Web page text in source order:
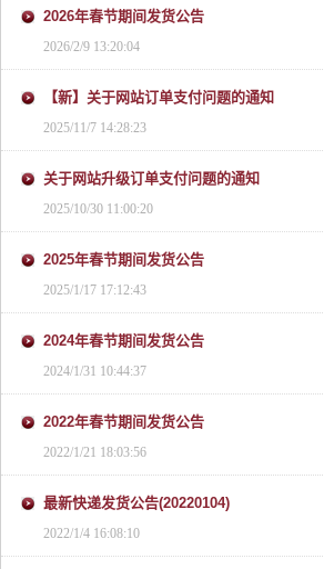
2026年春节期间发货公告
2026/2/9 13:20:04
【新】关于网站订单支付问题的通知
2025/11/7 14:28:23
关于网站升级订单支付问题的通知
2025/10/30 11:00:20
2025年春节期间发货公告
2025/1/17 17:12:43
2024年春节期间发货公告
2024/1/31 10:44:37
2022年春节期间发货公告
2022/1/21 18:03:56
最新快递发货公告(20220104)
2022/1/4 16:08:10